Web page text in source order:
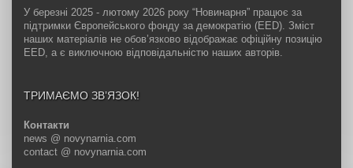
У березні 2025 - лютому 2026 року “Новинарня” працює за
підтримки Європейського фонду за демократію (EED). Зміст
наших матеріалів не обов’язково відображає офіційну позицію
EED, а є виключною відповідальністю наших авторів.
ТРИМАЄМО ЗВ’ЯЗОК!
Контакти
news @ novynarnia.com
contact @ novynarnia.com